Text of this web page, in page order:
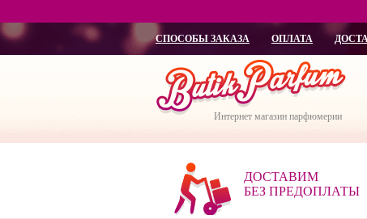
СПОСОБЫ ЗАКАЗА ОПЛАТА
Интернет магазин парфюмерии
ДОСТАВИМ
БЕЗ ПРЕДОПЛАТЫ